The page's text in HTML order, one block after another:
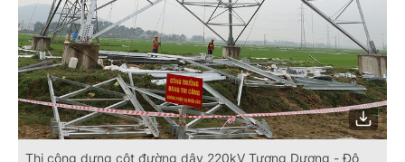
Thi công dựng cột đường dây 220kV Tương Dương - Đô